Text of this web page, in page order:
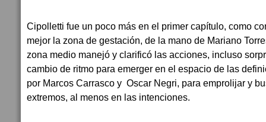
Cipolletti fue un poco más en el primer capítulo, como
mejor la zona de gestación, de la mano de Mariano
zona medio manejó y clarificó las acciones, incluso
cambio de ritmo para emerger en el espacio de las
por Marcos Carrasco y Oscar Negri, para emprolijar y
extremos, al menos en las intenciones.